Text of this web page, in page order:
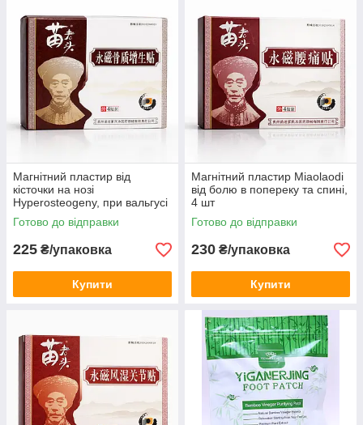
Магнітний пластир від
кісточки на нозі
Hyperosteogeny, при вальгусі
та болю 4 шт
Готово до відправки
225 ₴/упаковка
Купити
Магнітний пластир Miaolaodi
від болю в попереку та спині,
4 шт
Готово до відправки
230 ₴/упаковка
Купити